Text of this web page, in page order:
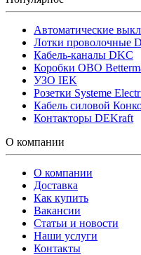
Автоматические
Лотки проволочные
Кабель-каналы DKC
Коробки OBO
УЗО IEK
Розетки Systeme
Кабель силовой
Контакторы DEKraft
О компании
О компании
Доставка
Как купить
Вакансии
Статьи и новости
Наши услуги
Контакты